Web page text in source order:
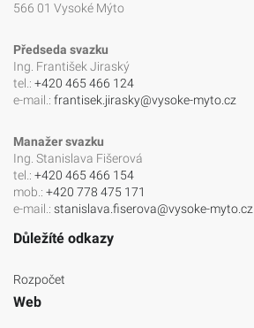
566 01 Vysoké Mýto
Předseda svazku
Ing. František Jiraský
tel.: +420 465 466 124
e-mail.: frantisek.jirasky@vysoke-myto.cz
Manažer svazku
Ing. Stanislava Fišerová
tel.: +420 465 466 154
mob.: +420 778 475 171
e-mail.: stanislava.fiserova@vysoke-myto.cz
Důležíté odkazy
Rozpočet
Web